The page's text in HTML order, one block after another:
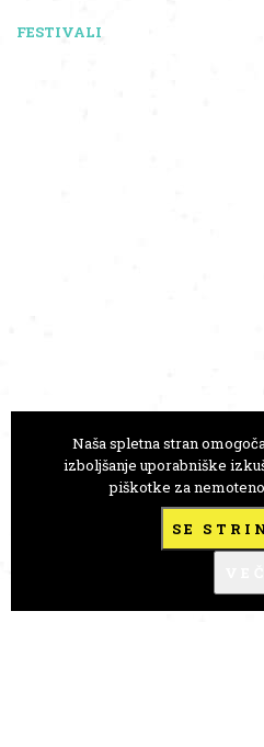
FESTIVALI
GLEDALIŠČE ANE
Trg Prekomorskih brigad 1
1000 Ljubljana, Slovenija
goro.anamonro@gmail.com
Naša spletna stran
izboljšanje uporabniške
piškotke za
SE